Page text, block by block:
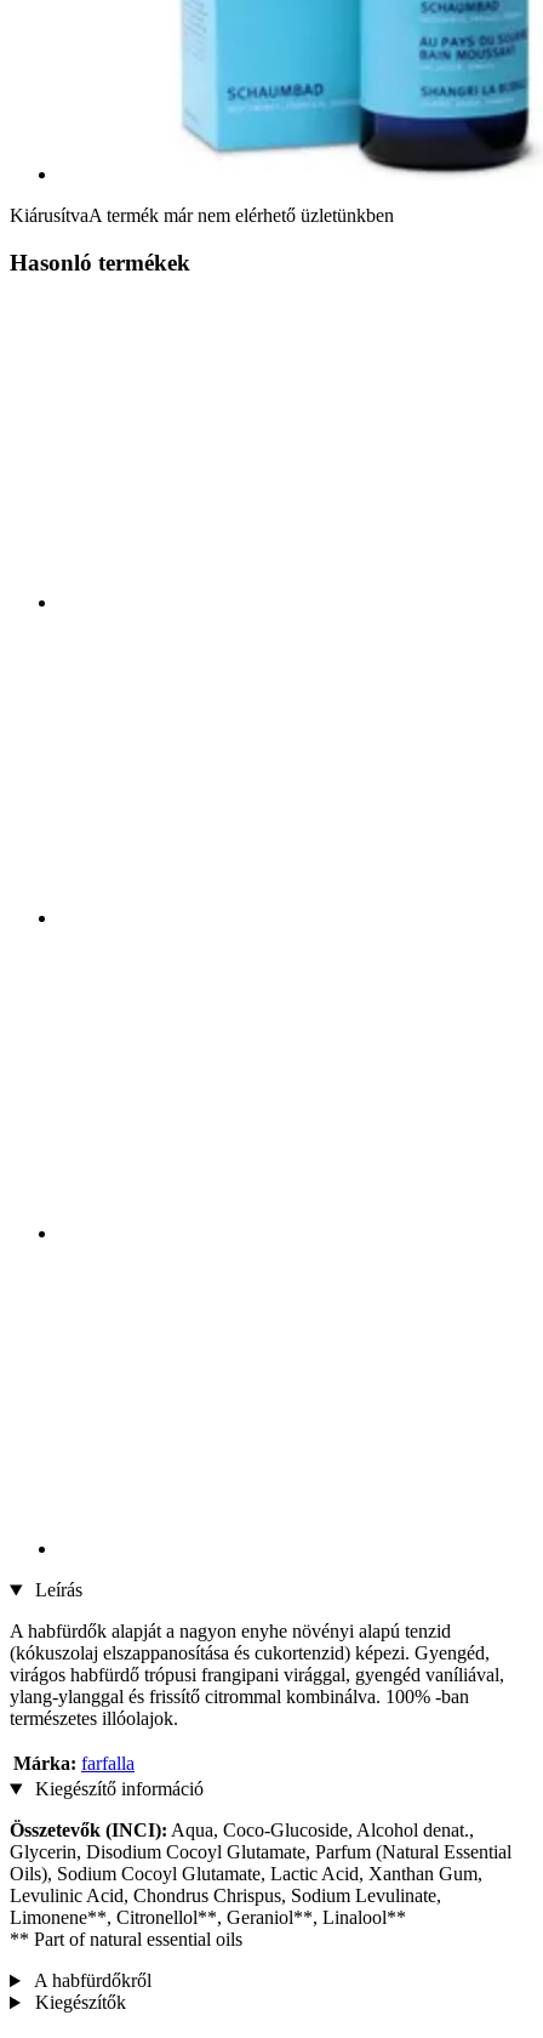
KiárusítvaA termék már nem elérhető üzletünkben
Hasonló termékek
Leírás
A habfürdők alapját a nagyon enyhe növényi alapú tenzid
(kókuszolaj elszappanosítása és cukortenzid) képezi. Gyengéd,
virágos habfürdő trópusi frangipani virággal, gyengéd vaníliával,
ylang-ylanggal és frissítő citrommal kombinálva. 100% -ban
természetes illóolajok.
Márka: farfalla
Kiegészítő információ
Összetevők (INCI): Aqua, Coco-Glucoside, Alcohol denat.,
Glycerin, Disodium Cocoyl Glutamate, Parfum (Natural Essential
Oils), Sodium Cocoyl Glutamate, Lactic Acid, Xanthan Gum,
Levulinic Acid, Chondrus Chrispus, Sodium Levulinate,
Limonene**, Citronellol**, Geraniol**, Linalool**
** Part of natural essential oils
A habfürdőkről
Kiegészítők